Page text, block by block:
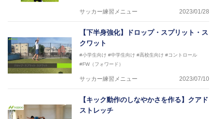
サッカー練習メニュー 2023/01/28
【下半身強化】ドロップ・スプリット・ス
クワット
#小学生向け #中学生向け #高校生向け #コントロール
#FW（フォワード）
サッカー練習メニュー 2023/07/10
【キック動作のしなやかさを作る】クアド
ストレッチ